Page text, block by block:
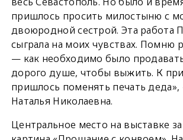
пришлось просить милостыню с
двоюродной сестрой. Эта работа
сыграла на моих чувствах. Помню
— как необходимо было
дорого душе, чтобы выжить. К
пришлось поменять печать
Наталья Николаевна.
Центральное место на выставке